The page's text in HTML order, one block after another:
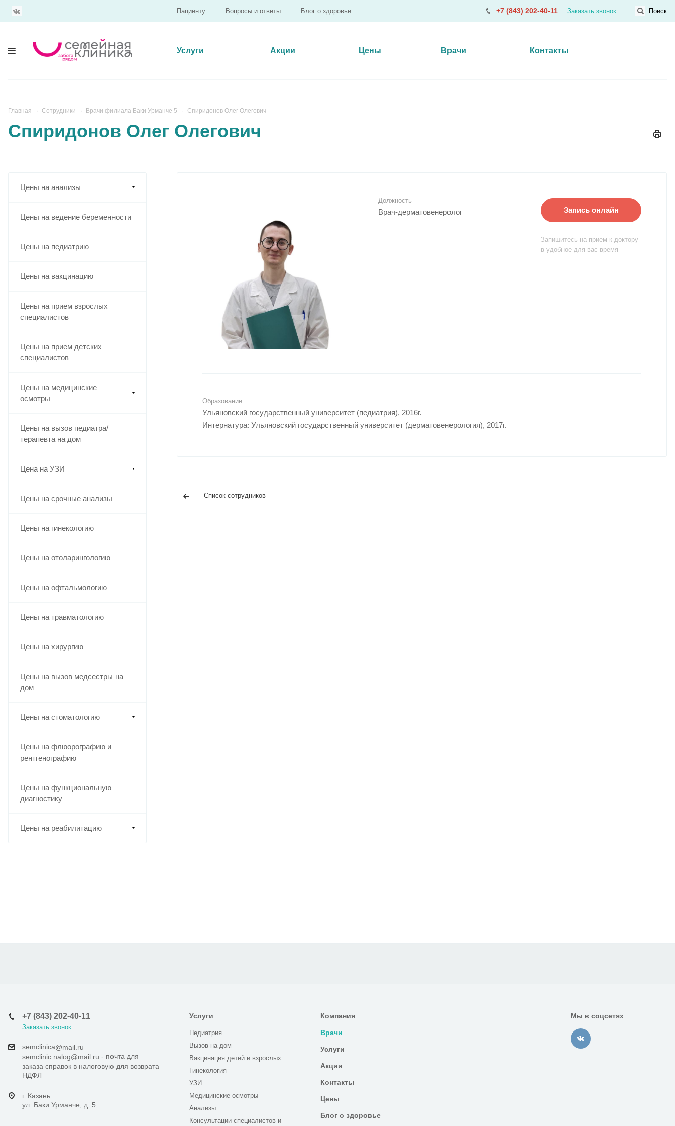
Поиск
Пациенту Вопросы и ответы Блог о здоровье +7 (843) 202-40-11 Заказать звонок
Услуги Акции Цены Врачи Контакты
Главная Сотрудники Врачи филиала Баки Урманче 5 Спиридонов Олег Олегович
Спиридонов Олег Олегович
Цены на анализы
Цены на ведение беременности
Цены на педиатрию
Цены на вакцинацию
Цены на прием взрослых
специалистов
Цены на прием детских
специалистов
Цены на медицинские
осмотры
Цены на вызов педиатра/
терапевта на дом
Цена на УЗИ
Цены на срочные анализы
Цены на гинекологию
Цены на отоларингологию
Цены на офтальмологию
Цены на травматологию
Цены на хирургию
Цены на вызов медсестры на
дом
Цены на стоматологию
Цены на флюорографию и
рентгенографию
Цены на функциональную
диагностику
Цены на реабилитацию
Запись онлайн
Запишитесь на прием к доктору
в удобное для вас время
Должность
Врач-дерматовенеролог
Образование
Ульяновский государственный университет (педиатрия), 2016г.
Интернатура: Ульяновский государственный университет (дерматовенерология), 2017г.
Список сотрудников
+7 (843) 202-40-11
Заказать звонок
semclinica@mail.ru
semclinic.nalog@mail.ru - почта для
заказа справок в налоговую для возврата
НДФЛ
г. Казань
ул. Баки Урманче, д. 5
Услуги
Педиатрия
Вызов на дом
Вакцинация детей и взрослых
Гинекология
УЗИ
Медицинские осмотры
Анализы
Консультации специалистов и
Компания
Врачи
Услуги
Акции
Контакты
Цены
Блог о здоровье
Мы в соцсетях